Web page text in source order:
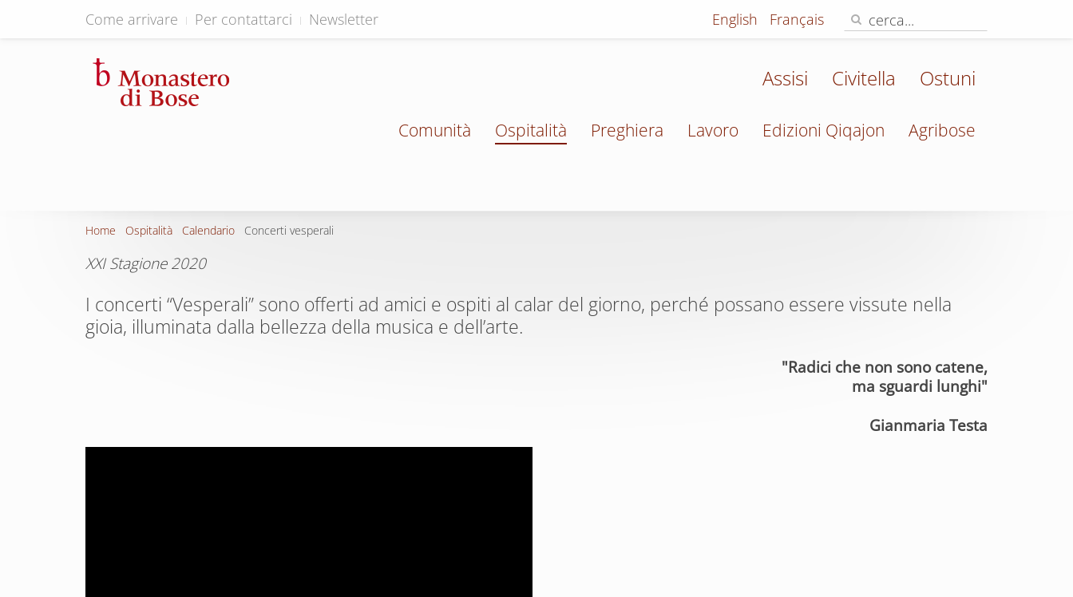
Come arrivare Per contattarci Newsletter English Français
Assisi Civitella Ostuni
Comunità Ospitalità Preghiera Lavoro Edizioni Qiqajon Agribose
Home Ospitalità Calendario Concerti vesperali
XXI Stagione 2020
I concerti “Vesperali” sono offerti ad amici e ospiti al calar del giorno, perché possano essere vissute nella
gioia, illuminata dalla bellezza della musica e dell’arte.
"Radici che non sono catene,
ma sguardi lunghi"
Gianmaria Testa